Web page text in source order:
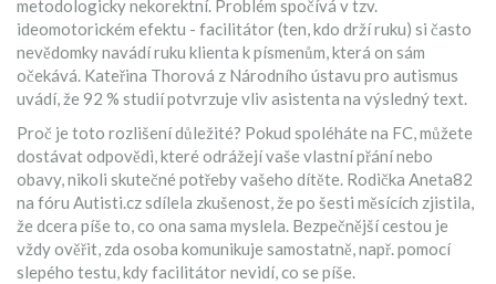
metodologicky nekorektní. Problém spočívá v tzv.
ideomotorickém efektu - facilitátor (ten, kdo drží ruku) si často
nevědomky navádí ruku klienta k písmenům, která on sám
očekává. Kateřina Thorová z Národního ústavu pro autismus
uvádí, že 92 % studií potvrzuje vliv asistenta na výsledný text.
Proč je toto rozlišení důležité? Pokud spoléháte na FC, můžete
dostávat odpovědi, které odrážejí vaše vlastní přání nebo
obavy, nikoli skutečné potřeby vašeho dítěte. Rodička Aneta82
na fóru Autisti.cz sdílela zkušenost, že po šesti měsících zjistila,
že dcera píše to, co ona sama myslela. Bezpečnější cestou je
vždy ověřit, zda osoba komunikuje samostatně, např. pomocí
slepého testu, kdy facilitátor nevidí, co se píše.